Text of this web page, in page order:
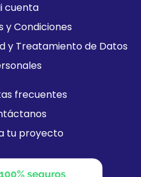
cuenta
y Condiciones
y Treatamiento de Datos
frecuentes
tu proyecto